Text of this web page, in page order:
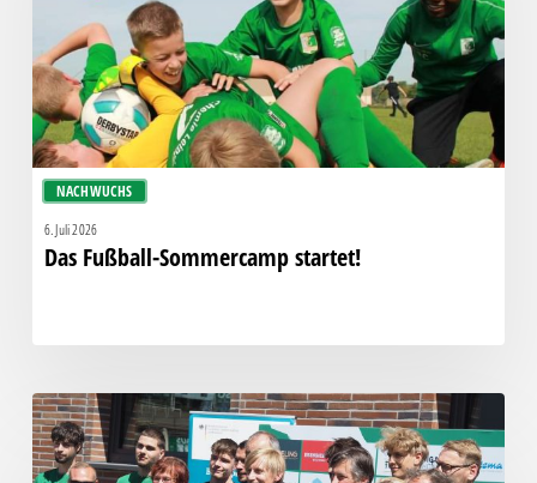
NACHWUCHS
6. Juli 2026
Das Fußball-Sommercamp startet!
Neues
Funktionsgebäude
feierlich